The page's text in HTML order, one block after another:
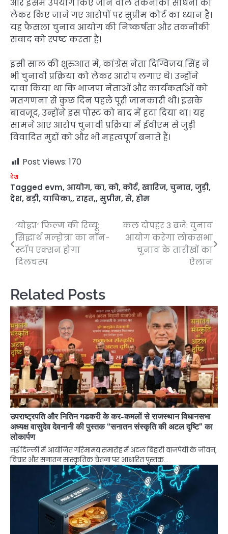
और इसमें उपयोग किए जाने वाले तकनीकी साधनों को
लेकर किए जाने गए आरोपों पर सुप्रीम कोर्ट का ध्यान है।
यह फैसला चुनाव आयोग की निष्कर्षता और तकनीकी
संवाद को स्पष्ट करता है।
इसी साल की शुरुआत में, कांग्रेस नेता दिग्विजय सिंह ने
भी चुनावी प्रक्रिया को लेकर आरोप लगाए थे। उन्होंने
दावा किया था कि भाजपा नेताओं और कार्यकर्ताओं को
मतगणना से कुछ दिन पहले पूरी जानकारी थी। इसके
बावजूद, उन्होंने इस पोस्ट को बाद में हटा दिया था। यह
सामने आए आरोप चुनावी प्रक्रिया में ईवीएम से जुड़ी
विवादित मुद्दों को और भी महत्वपूर्ण बनाते हैं।
Post Views: 170
देश
Tagged evm, आयोग, का, को, कोर्ट, खारिज, चुनाव, जुड़ी,
देश, बड़ी, याचिका,, राहत,, सुप्रीम, से, होम
Post
navigation
‘योद्धा’ फिल्म की रिव्यू:
सिद्धार्थ मल्होत्रा का नॉन-
स्टॉप एक्शन होगा
दिलचस्प
कल दोपहर 3 बजे: चुनाव
आयोग करेगा लोकसभा
चुनाव के तारीखों का
ऐलान
Related Posts
उपराष्ट्रपति और नितिन गडकरी के कर-कमलों से राजस्थान विधानसभा
अध्यक्ष वासुदेव देवनानी की पुस्तक “सनातन संस्कृति की अटल दृष्टि” का
लोकार्पण
नई दिल्ली में आयोजित गरिमामय समारोह में अटल बिहारी वाजपेयी के जीवन,
विचार और सनातन सांस्कृतिक चेतना पर आधारित पुस्तक…